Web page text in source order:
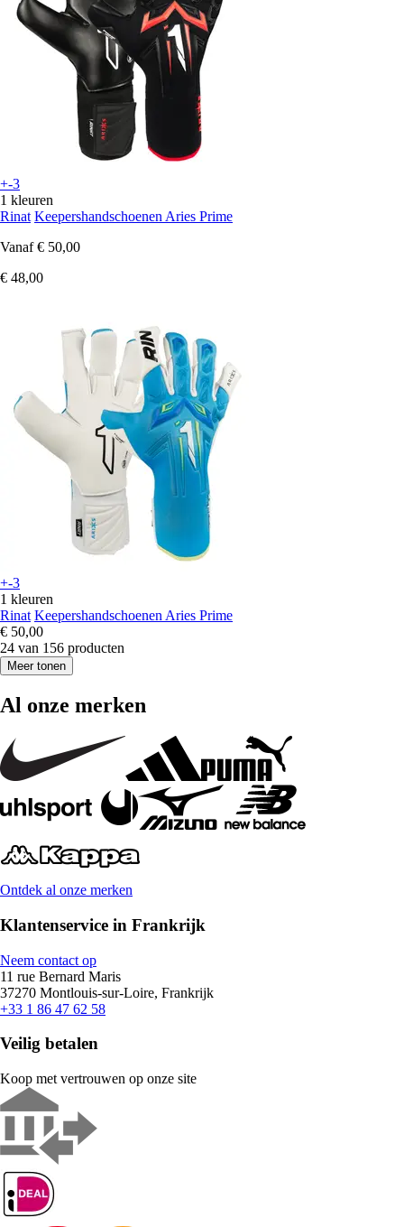
+-3
1 kleuren
Rinat Keepershandschoenen Aries Prime
Vanaf € 50,00
€ 48,00
+-3
1 kleuren
Rinat Keepershandschoenen Aries Prime
€ 50,00
24 van 156 producten
Meer tonen
Al onze merken
Ontdek al onze merken
Klantenservice in Frankrijk
Neem contact op
11 rue Bernard Maris
37270 Montlouis-sur-Loire, Frankrijk
+33 1 86 47 62 58
Veilig betalen
Koop met vertrouwen op onze site